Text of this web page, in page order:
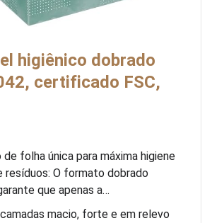
higiênico dobrado
certificado FSC,
de folha única para máxima higiene
resíduos: O formato dobrado
que apenas a…
macio, forte e em relevo